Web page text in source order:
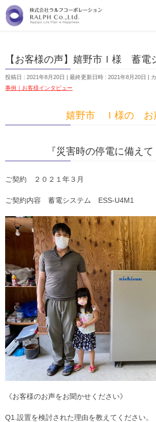
【お客様の声】嬉野市Ｉ様 蓄電
投稿日 : 2021年8月20日 最終更新日時 : 2021年8月20日
事例｜お客様インタビュー
嬉野市 Ｉ様の お
『災害時の停電に備えて
ご契約 ２０２１年３月
ご契約内容 蓄電システム ESS-U4M1
《お客様のお声をお聞かせください》
Q1.設置を検討された理由を教えてください。